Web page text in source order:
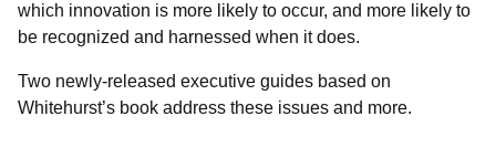
which innovation is more likely to occur, and more likely to
be recognized and harnessed when it does.
Two newly-released executive guides based on
Whitehurst’s book address these issues and more.